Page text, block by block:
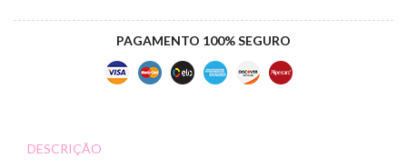
PAGAMENTO 100% SEGURO
DESCRIÇÃO